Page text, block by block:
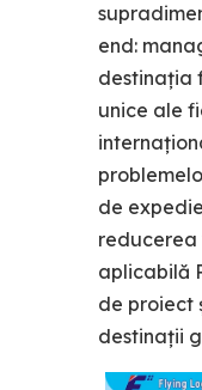
end:
destinația
unice ale
de
reducerea
aplicabilă
de proiect
destinații